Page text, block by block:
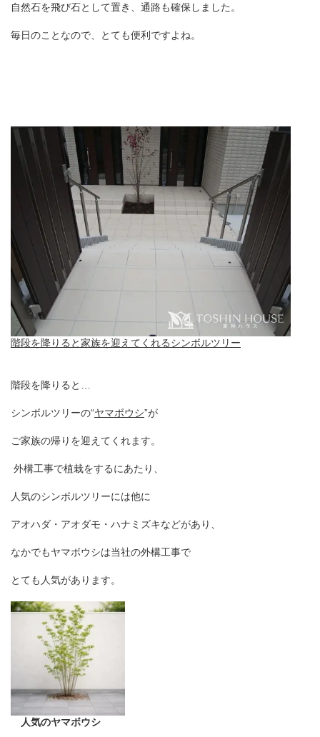
自然石を飛び石として置き、通路も確保しました。
毎日のことなので、とても便利ですよね。
階段を降りると家族を迎えてくれるシンボルツリー
階段を降りると…
シンボルツリーの“ヤマボウシ”が
ご家族の帰りを迎えてくれます。
外構工事で植栽をするにあたり、
人気のシンボルツリーには他に
アオハダ・アオダモ・ハナミズキなどがあり、
なかでもヤマボウシは当社の外構工事で
とても人気があります。
人気のヤマボウシ